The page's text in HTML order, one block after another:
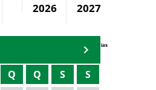
2026 2027
Agenda Secretárias
Q Q S S